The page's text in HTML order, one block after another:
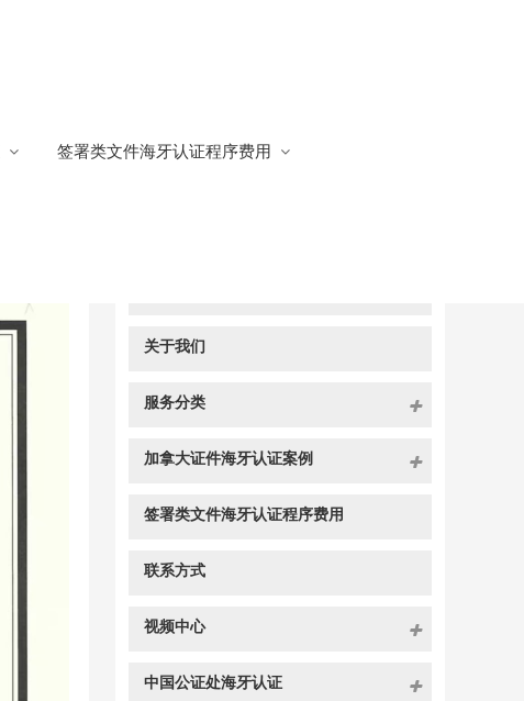
签署类文件海牙认证程序费用
关于我们
服务分类
加拿大证件海牙认证案例
签署类文件海牙认证程序费用
联系方式
视频中心
中国公证处海牙认证